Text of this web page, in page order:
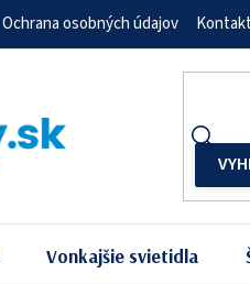
Ochrana osobných údajov
Vonkajšie svietidla